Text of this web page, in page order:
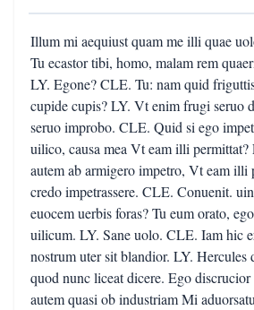
Illum mi aequiust quam me illi quae
Tu ecastor tibi, homo, malam rem
LY. Egone? CLE. Tu: nam quid
cupide cupis? LY. Vt enim frugi seruo
seruo improbo. CLE. Quid si ego
uilico, causa mea Vt eam illi
autem ab armigero impetro, Vt eam illi
credo impetrassere. CLE. Conuenit.
euocem uerbis foras? Tu eum orato,
uilicum. LY. Sane uolo. CLE. Iam hic
nostrum uter sit blandior. LY. Hercules
quod nunc liceat dicere. Ego
autem quasi ob industriam Mi